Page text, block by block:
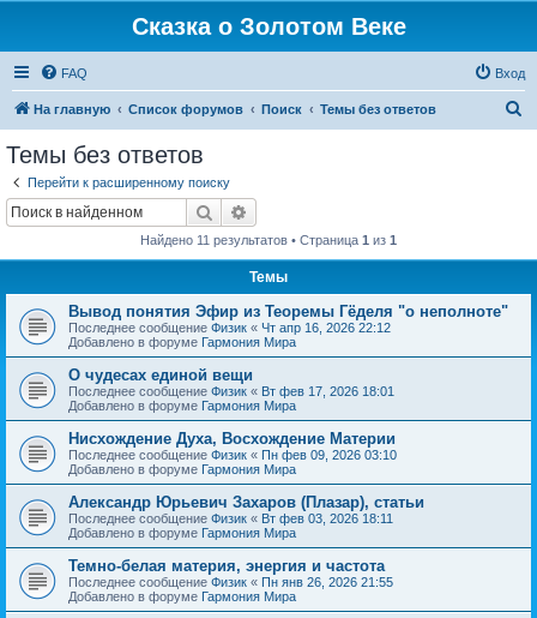
Сказка о Золотом Веке
FAQ Вход
На главную Список форумов Поиск Темы без ответов
Темы без ответов
Перейти к расширенному поиску
Поиск
Найдено 11 результатов • Страница 1 из 1
Темы
Вывод понятия Эфир из Теоремы Гёделя "о неполноте"
Последнее сообщение Физик « Чт апр 16, 2026 22:12
Добавлено в форуме Гармония Мира
О чудесах единой вещи
Последнее сообщение Физик « Вт фев 17, 2026 18:01
Добавлено в форуме Гармония Мира
Нисхождение Духа, Восхождение Материи
Последнее сообщение Физик « Пн фев 09, 2026 03:10
Добавлено в форуме Гармония Мира
Александр Юрьевич Захаров (Плазар), статьи
Последнее сообщение Физик « Вт фев 03, 2026 18:11
Добавлено в форуме Гармония Мира
Темно-белая материя, энергия и частота
Последнее сообщение Физик « Пн янв 26, 2026 21:55
Добавлено в форуме Гармония Мира